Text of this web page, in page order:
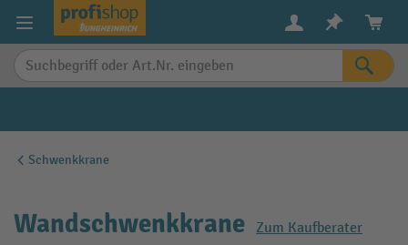
springen
Schwenkkrane
Wandschwenkkrane Zum Kaufberater